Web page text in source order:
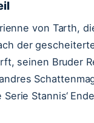
von Tarth,
der
seinen Bruder
Stannis‘ Ende